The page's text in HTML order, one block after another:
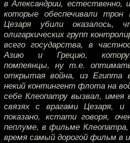
в Александрии, естественно,
которые обеспечивали
Цезаря убили оказалось,
олигархических групп
всего государства, в
Азию и Грецию, которую
помпеянцы, ну т.е.
открытая война, из Египта
некий контингент флота на
себе Клеопатру вызвал, имея
связях с врагами Цезаря, и
показано, кстати говоря,
пеплуме, в фильме
время самый дорогой фильм в